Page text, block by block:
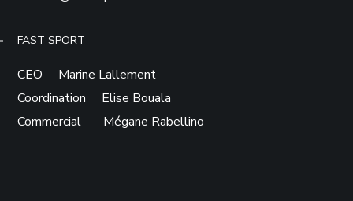
FAST SPORT
CEO Marine Lallement
Coordination Elise Bouala
Commercial Mégane Rabellino